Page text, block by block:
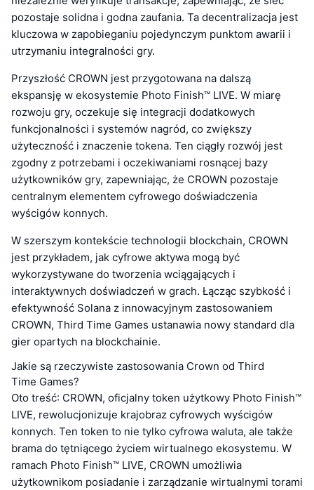
pozostaje solidna i godna zaufania. Ta decentralizacja jest
kluczowa w zapobieganiu pojedynczym punktom awarii i
utrzymaniu integralności gry.
Przyszłość CROWN jest przygotowana na dalszą
ekspansję w ekosystemie Photo Finish™ LIVE. W miarę
rozwoju gry, oczekuje się integracji dodatkowych
funkcjonalności i systemów nagród, co zwiększy
użyteczność i znaczenie tokena. Ten ciągły rozwój jest
zgodny z potrzebami i oczekiwaniami rosnącej bazy
użytkowników gry, zapewniając, że CROWN pozostaje
centralnym elementem cyfrowego doświadczenia
wyścigów konnych.
W szerszym kontekście technologii blockchain, CROWN
jest przykładem, jak cyfrowe aktywa mogą być
wykorzystywane do tworzenia wciągających i
interaktywnych doświadczeń w grach. Łącząc szybkość i
efektywność Solana z innowacyjnym zastosowaniem
CROWN, Third Time Games ustanawia nowy standard dla
gier opartych na blockchainie.
Jakie są rzeczywiste zastosowania Crown od Third
Time Games?
Oto treść: CROWN, oficjalny token użytkowy Photo Finish™
LIVE, rewolucjonizuje krajobraz cyfrowych wyścigów
konnych. Ten token to nie tylko cyfrowa waluta, ale także
brama do tętniącego życiem wirtualnego ekosystemu. W
ramach Photo Finish™ LIVE, CROWN umożliwia
użytkownikom posiadanie i zarządzanie wirtualnymi torami